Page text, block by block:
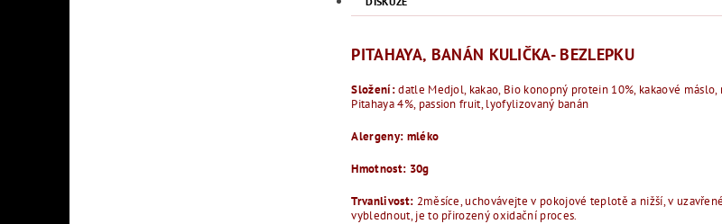
PITAHAYA, BANÁN KULIČKA- BEZLEPKU
Složení:datle Medjol, kakao, Bio konopný protein 10%, kakaové máslo,
Pitahaya 4%, passion fruit, lyofylizovaný banán
Alergeny: mléko
Hmotnost: 30g
Trvanlivost: 2měsíce, uchovávejte v pokojové teplotě a nižší, v
vyblednout, je to přirozený oxidační proces.